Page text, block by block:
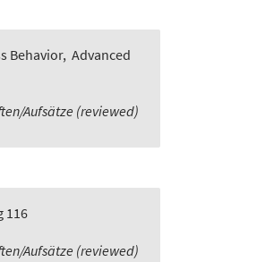
Behavior, Advanced
Aufsätze (reviewed)
116
Aufsätze (reviewed)